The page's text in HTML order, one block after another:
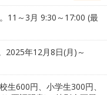
11～3月 9:30～17:00 (最
2025年12月8日(月)～
生600円、小学生300円、